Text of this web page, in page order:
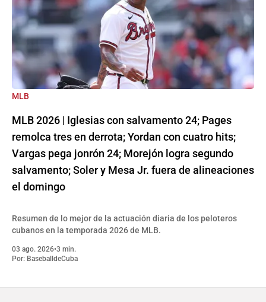
MLB
MLB 2026 | Iglesias con salvamento 24; Pages
remolca tres en derrota; Yordan con cuatro hits;
Vargas pega jonrón 24; Morejón logra segundo
salvamento; Soler y Mesa Jr. fuera de alineaciones
el domingo
Resumen de lo mejor de la actuación diaria de los peloteros
cubanos en la temporada 2026 de MLB.
03 ago. 2026•3 min.
Por: BaseballdeCuba